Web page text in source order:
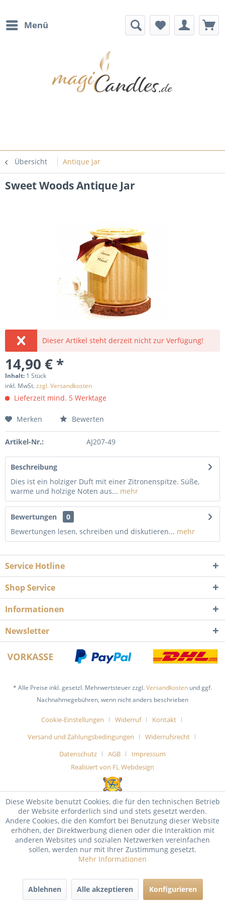
Menü
Übersicht Antique Jar
Sweet Woods Antique Jar
Dieser Artikel steht derzeit nicht zur Verfügung!
14,90 € *
Inhalt: 1 Stück
inkl. MwSt.zzgl. Versandkosten
Lieferzeit mind. 5 Werktage
Merken Bewerten
Artikel-Nr.: AJ207-49
Beschreibung
Dies ist ein holziger Duft mit einer Zitronenspitze. Süße,
warme und holzige Noten aus... mehr
Bewertungen
0
Bewertungen lesen, schreiben und diskutieren... mehr
Service Hotline
Shop Service
Informationen
Newsletter
* Alle Preise inkl. gesetzl. Mehrwertsteuer zzgl.Versandkosten und ggf.
Nachnahmegebühren, wenn nicht anders beschrieben
Cookie-Einstellungen Widerruf
Kontakt
Versand und Zahlungsbedingungen
Widerrufsrecht
Datenschutz
AGB
Impressum
Realisiert von FL Webdesign
Diese Website benutzt Cookies, die für den technischen Betrieb
der Website erforderlich sind und stets gesetzt werden.
Andere Cookies, die den Komfort bei Benutzung dieser Website
erhöhen, der Direktwerbung dienen oder die Interaktion mit
anderen Websites und sozialen Netzwerken vereinfachen
sollen, werden nur mit Ihrer Zustimmung gesetzt.
Mehr Informationen
Ablehnen Alle akzeptieren Konfigurieren